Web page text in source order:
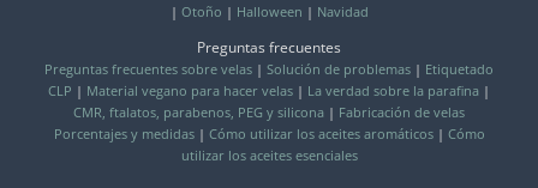
| Otoño | Halloween | Navidad
Preguntas frecuentes
Preguntas frecuentes sobre velas | Solución de problemas | Etiquetado
CLP | Material vegano para hacer velas | La verdad sobre la parafina |
CMR, ftalatos, parabenos, PEG y silicona | Fabricación de velas
Porcentajes y medidas| Cómo utilizar los aceites aromáticos| Cómo
utilizar los aceites esenciales